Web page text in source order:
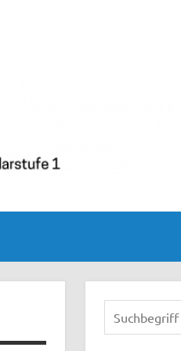
Suchen